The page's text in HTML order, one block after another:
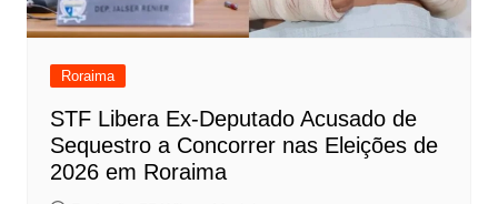
Roraima
STF Libera Ex-Deputado Acusado de
Sequestro a Concorrer nas Eleições de
2026 em Roraima